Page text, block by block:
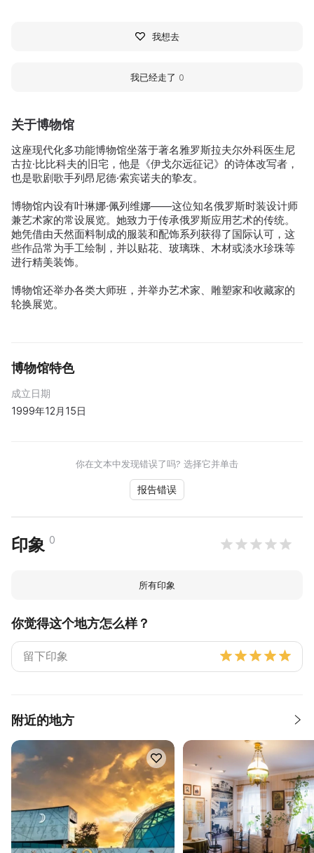
关于博物馆
这座现代化多功能博物馆坐落于著名雅罗斯拉夫尔外科医生尼
古拉·比比科夫的旧宅，他是《伊戈尔远征记》的诗体改写者，
也是歌剧歌手列昂尼德·索宾诺夫的挚友。
博物馆内设有叶琳娜·佩列维娜——这位知名俄罗斯时装设计师
兼艺术家的常设展览。她致力于传承俄罗斯应用艺术的传统。
她凭借由天然面料制成的服装和配饰系列获得了国际认可，这
些作品常为手工绘制，并以贴花、玻璃珠、木材或淡水珍珠等
进行精美装饰。
博物馆还举办各类大师班，并举办艺术家、雕塑家和收藏家的
轮换展览。
博物馆特色
成立日期
1999年12月15日
你在文本中发现错误了吗? 选择它并单击
报告错误
印象 0
所有印象
你觉得这个地方怎么样？
附近的地方
我想去
我已经走了 0